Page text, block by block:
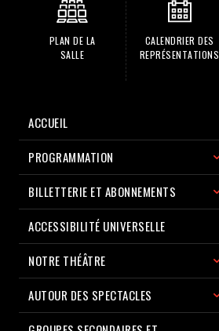
PLAN DE LA
SALLE
CALENDRIER DES
REPRÉSENTATIONS
ACCUEIL
PROGRAMMATION
BILLETTERIE ET ABONNEMENTS
ACCESSIBILITÉ UNIVERSELLE
NOTRE THÉÂTRE
AUTOUR DES SPECTACLES